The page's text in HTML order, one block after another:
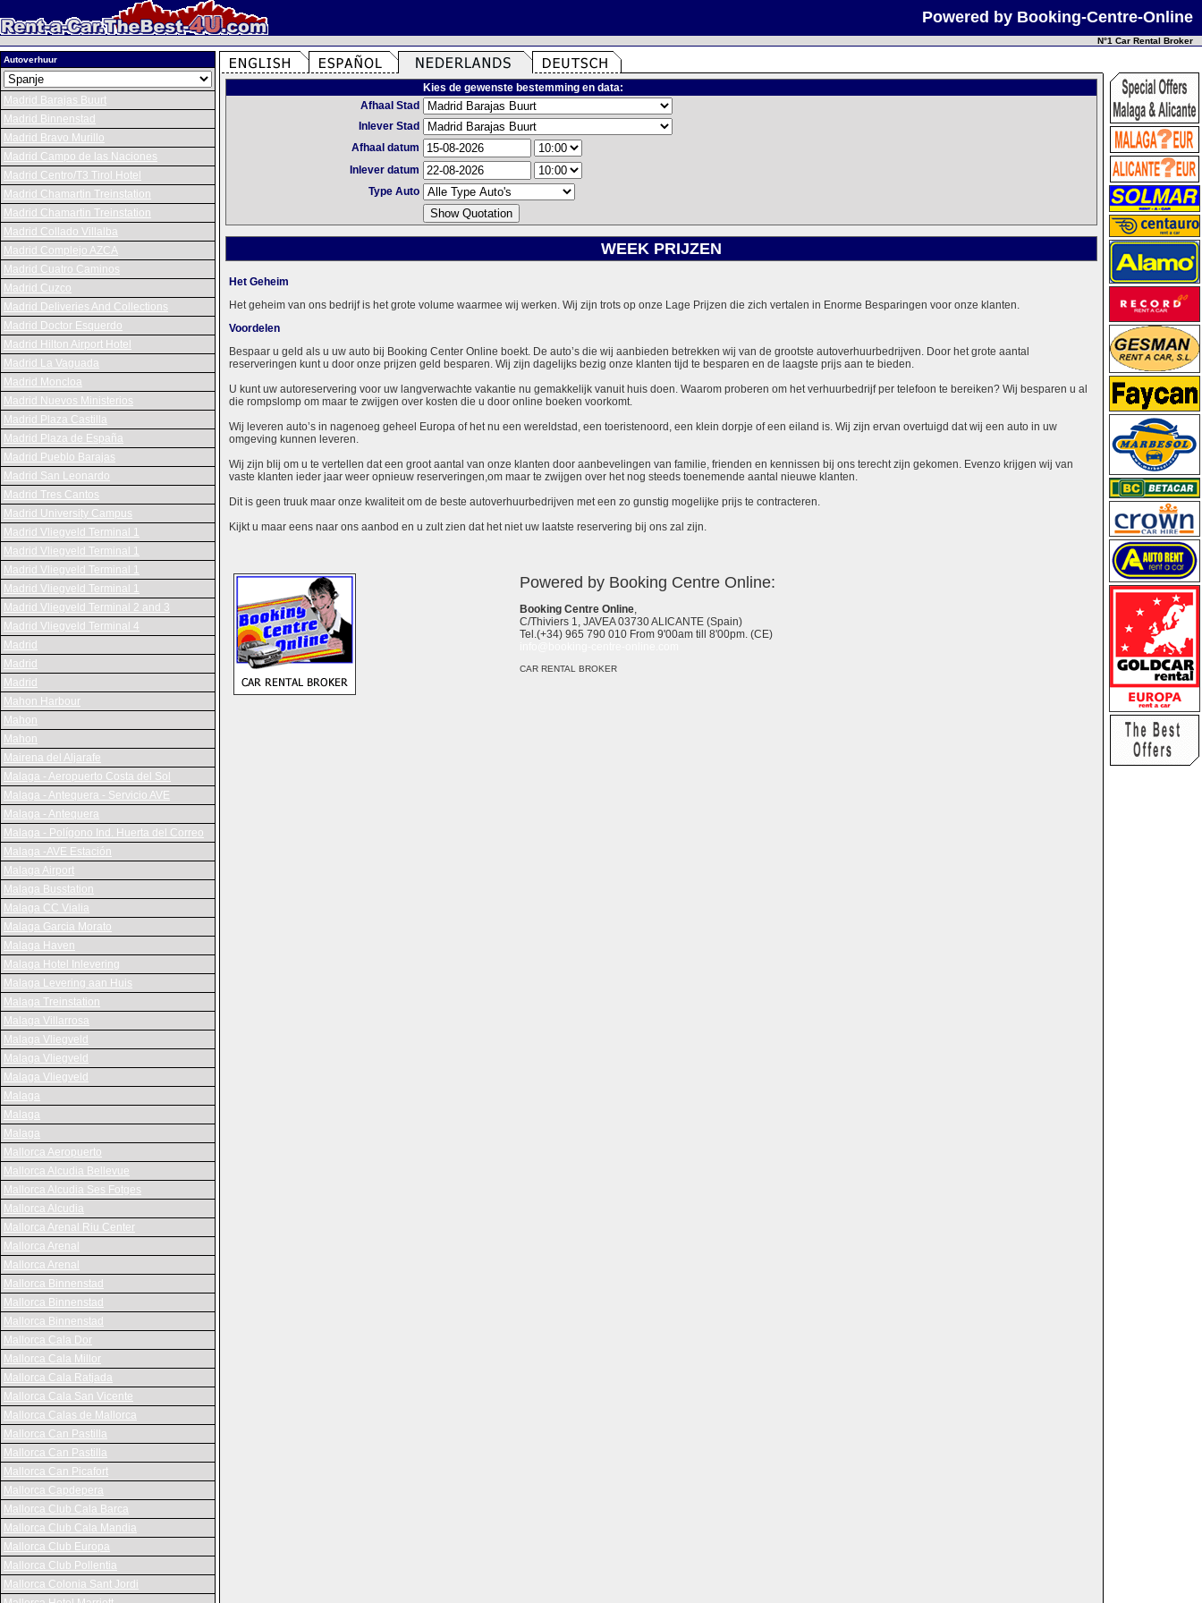
Powered by Booking-Centre-Online
N°1 Car Rental Broker
Autoverhuur
Madrid Barajas Buurt
Madrid Binnenstad
Madrid Bravo Murillo
Madrid Campo de las Naciones
Madrid Centro/T3 Tirol Hotel
Madrid Chamartin Treinstation
Madrid Chamartin Treinstation
Madrid Collado Villalba
Madrid Complejo AZCA
Madrid Cuatro Caminos
Madrid Cuzco
Madrid Deliveries And Collections
Madrid Doctor Esquerdo
Madrid Hilton Airport Hotel
Madrid La Vaguada
Madrid Moncloa
Madrid Nuevos Ministerios
Madrid Plaza Castilla
Madrid Plaza de España
Madrid Pueblo Barajas
Madrid San Leonardo
Madrid Tres Cantos
Madrid University Campus
Madrid Vliegveld Terminal 1
Madrid Vliegveld Terminal 1
Madrid Vliegveld Terminal 1
Madrid Vliegveld Terminal 1
Madrid Vliegveld Terminal 2 and 3
Madrid Vliegveld Terminal 4
Madrid
Madrid
Madrid
Mahon Harbour
Mahon
Mahon
Mairena del Aljarafe
Malaga - Aeropuerto Costa del Sol
Malaga - Antequera - Servicio AVE
Malaga - Antequera
Malaga - Polígono Ind. Huerta del Correo
Malaga -AVE Estación
Malaga Airport
Malaga Busstation
Malaga CC Vialia
Malaga Garcia Morato
Malaga Haven
Malaga Hotel Inlevering
Malaga Levering aan Huis
Malaga Treinstation
Malaga Villarrosa
Malaga Vliegveld
Malaga Vliegveld
Malaga Vliegveld
Malaga
Malaga
Malaga
Mallorca Aeropuerto
Mallorca Alcudia Bellevue
Mallorca Alcudia Ses Fotges
Mallorca Alcudia
Mallorca Arenal Riu Center
Mallorca Arenal
Mallorca Arenal
Mallorca Binnenstad
Mallorca Binnenstad
Mallorca Binnenstad
Mallorca Cala Dor
Mallorca Cala Millor
Mallorca Cala Ratjada
Mallorca Cala San Vicente
Mallorca Calas de Mallorca
Mallorca Can Pastilla
Mallorca Can Pastilla
Mallorca Can Picafort
Mallorca Capdepera
Mallorca Club Cala Barca
Mallorca Club Cala Mandia
Mallorca Club Europa
Mallorca Club Pollentia
Mallorca Colonia Sant Jordi
Kies de gewenste bestemming en data:
Afhaal Stad
Inlever Stad
Afhaal datum
Inlever datum
Type Auto
WEEK PRIJZEN
Het Geheim
Het geheim van ons bedrijf is het grote volume waarmee wij werken. Wij zijn trots op onze Lage Prijzen die zich vertalen in Enorme Besparingen voor onze klanten.
Voordelen
Bespaar u geld als u uw auto bij Booking Center Online boekt. De auto’s die wij aanbieden betrekken wij van de grootste autoverhuurbedrijven. Door het grote aantal
reserveringen kunt u door onze prijzen geld besparen. Wij zijn dagelijks bezig onze klanten tijd te besparen en de laagste prijs aan te bieden.
U kunt uw autoreservering voor uw langverwachte vakantie nu gemakkelijk vanuit huis doen. Waarom proberen om het verhuurbedrijf per telefoon te bereiken? Wij besparen u al
die rompslomp om maar te zwijgen over kosten die u door online boeken voorkomt.
Wij leveren auto’s in nagenoeg geheel Europa of het nu een wereldstad, een toeristenoord, een klein dorpje of een eiland is. Wij zijn ervan overtuigd dat wij een auto in uw
omgeving kunnen leveren.
Wij zijn blij om u te vertellen dat een groot aantal van onze klanten door aanbevelingen van familie, frienden en kennissen bij ons terecht zijn gekomen. Evenzo krijgen wij van
vaste klanten ieder jaar weer opnieuw reserveringen,om maar te zwijgen over het nog steeds toenemende aantal nieuwe klanten.
Dit is geen truuk maar onze kwaliteit om de beste autoverhuurbedrijven met een zo gunstig mogelijke prijs te contracteren.
Kijkt u maar eens naar ons aanbod en u zult zien dat het niet uw laatste reservering bij ons zal zijn.
Powered by Booking Centre Online:
Booking Centre Online,
C/Thiviers 1, JAVEA 03730 ALICANTE (Spain)
Tel.(+34) 965 790 010 From 9'00am till 8'00pm. (CE)
CAR RENTAL BROKER